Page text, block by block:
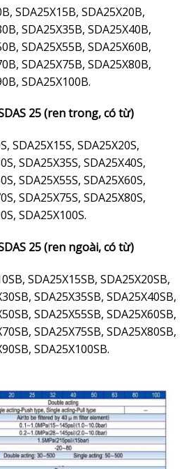
SDA25X15B, SDA25X20B,
SDA25X35B, SDA25X40B,
SDA25X55B, SDA25X60B,
SDA25X75B, SDA25X80B,
SDA25X100B.
25 (ren trong, có từ)
SDA25X15S, SDA25X20S,
SDA25X35S, SDA25X40S,
SDA25X55S, SDA25X60S,
SDA25X75S, SDA25X80S,
SDA25X100S.
25 (ren ngoài, có từ)
SDA25X15SB, SDA25X20SB,
SDA25X35SB, SDA25X40SB,
SDA25X55SB, SDA25X60SB,
SDA25X75SB, SDA25X80SB,
SDA25X100SB.